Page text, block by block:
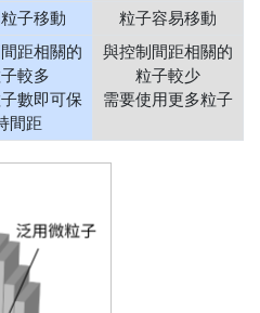
子移動
粒子容易移動
距相關的
較多
數即可保
間距
與控制間距相關的
粒子較少
需要使用更多粒子